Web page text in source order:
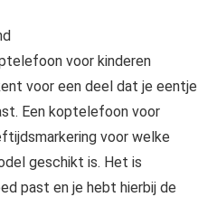
voor kinderen
voor een deel dat je eentje
Een koptelefoon voor
voor welke
geschikt is. Het is
past en je hebt hierbij de